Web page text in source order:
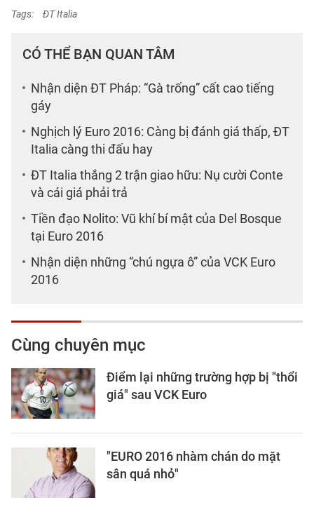
Tags: ĐT Italia
CÓ THỂ BẠN QUAN TÂM
Nhận diện ĐT Pháp: “Gà trống” cất cao tiếng
gáy
Nghịch lý Euro 2016: Càng bị đánh giá thấp, ĐT
Italia càng thi đấu hay
ĐT Italia thắng 2 trận giao hữu: Nụ cười Conte
và cái giá phải trả
Tiền đạo Nolito: Vũ khí bí mật của Del Bosque
tại Euro 2016
Nhận diện những “chú ngựa ô” của VCK Euro
2016
Cùng chuyên mục
Điểm lại những trường hợp bị "thổi
giá" sau VCK Euro
"EURO 2016 nhàm chán do mặt
sân quá nhỏ"